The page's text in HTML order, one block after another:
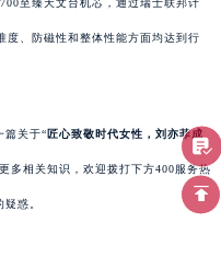
至臻天文台机芯，通过瑞士联邦计
度、防磁性和整体性能方面均达到行
篇关于“匠心致敬时代女性，刘亦菲成
多相关知识，欢迎拨打下方400服务热
惑。